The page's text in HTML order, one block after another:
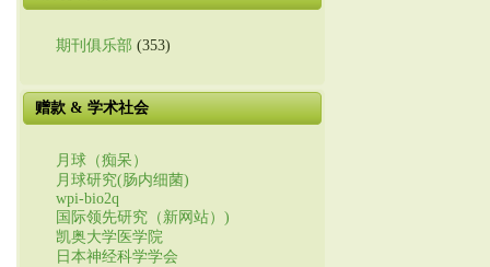
期刊俱乐部 (353)
赠款 & 学术社会
月球（痴呆）
月球研究(肠内细菌)
wpi-bio2q
国际领先研究（新网站）)
凯奥大学医学院
日本神经科学学会